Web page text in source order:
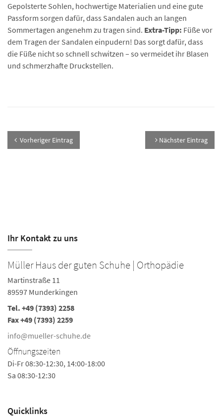
Gepolsterte Sohlen, hochwertige Materialien und eine gute
Passform sorgen dafür, dass Sandalen auch an langen
Sommertagen angenehm zu tragen sind. Extra-Tipp: Füße vor
dem Tragen der Sandalen einpudern! Das sorgt dafür, dass
die Füße nicht so schnell schwitzen – so vermeidet ihr Blasen
und schmerzhafte Druckstellen.
Vorheriger Eintrag Nächster Eintrag
Ihr Kontakt zu uns
Müller Haus der guten Schuhe | Orthopädie
Martinstraße 11
89597 Munderkingen
Tel. +49 (7393) 2258
Fax +49 (7393) 2259
info@mueller-schuhe.de
Öffnungszeiten
Di-Fr 08:30-12:30, 14:00-18:00
Sa 08:30-12:30
Quicklinks